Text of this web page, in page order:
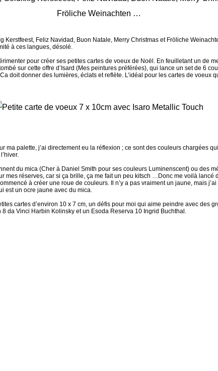
Kerstfeest, Feliz Navidad, Buon Natale, Merry Christmas et Fröliche
à ces langues, désolé.
pour créer ses petites cartes de voeux de Noël. En feuilletant un de
sur cette offre d’Isard (Mes peintures préférées), qui lance un set de 6
doit donner des lumières, éclats et reflète. L’idéal pour les cartes de voeux
ma palette, j’ai directement eu la réflexion ; ce sont des couleurs chargées
du mica (Cher à Daniel Smith pour ses couleurs Luminenscent) ou des
mes réserves, car si ça brille, ça me fait un peu kitsch …Donc me voilà lancé
à créer une roue de couleurs. Il n’y a pas vraiment un jaune, mais
est un ocre jaune avec du mica.
cartes d’environ 10 x 7 cm, un défis pour moi qui aime peindre avec des
8 da Vinci Harbin Kolinsky et un Esoda Reserva 10 Ingrid Buchthal.